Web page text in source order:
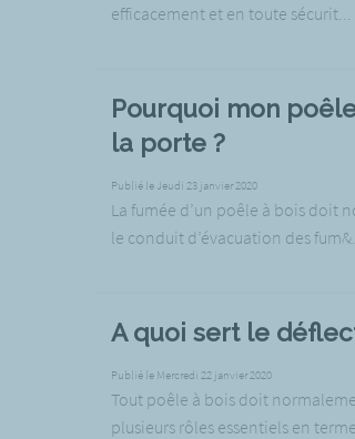
efficacement et en toute sécurit...
Pourquoi mon
la porte ?
Publié le Jeudi 23 janvier 2020
La fumée d’un poêle à bois doit
le conduit d’évacuation des fum&...
A quoi sert le
Publié le Mercredi 22 janvier 2020
Tout poêle à bois doit
plusieurs rôles essentiels en